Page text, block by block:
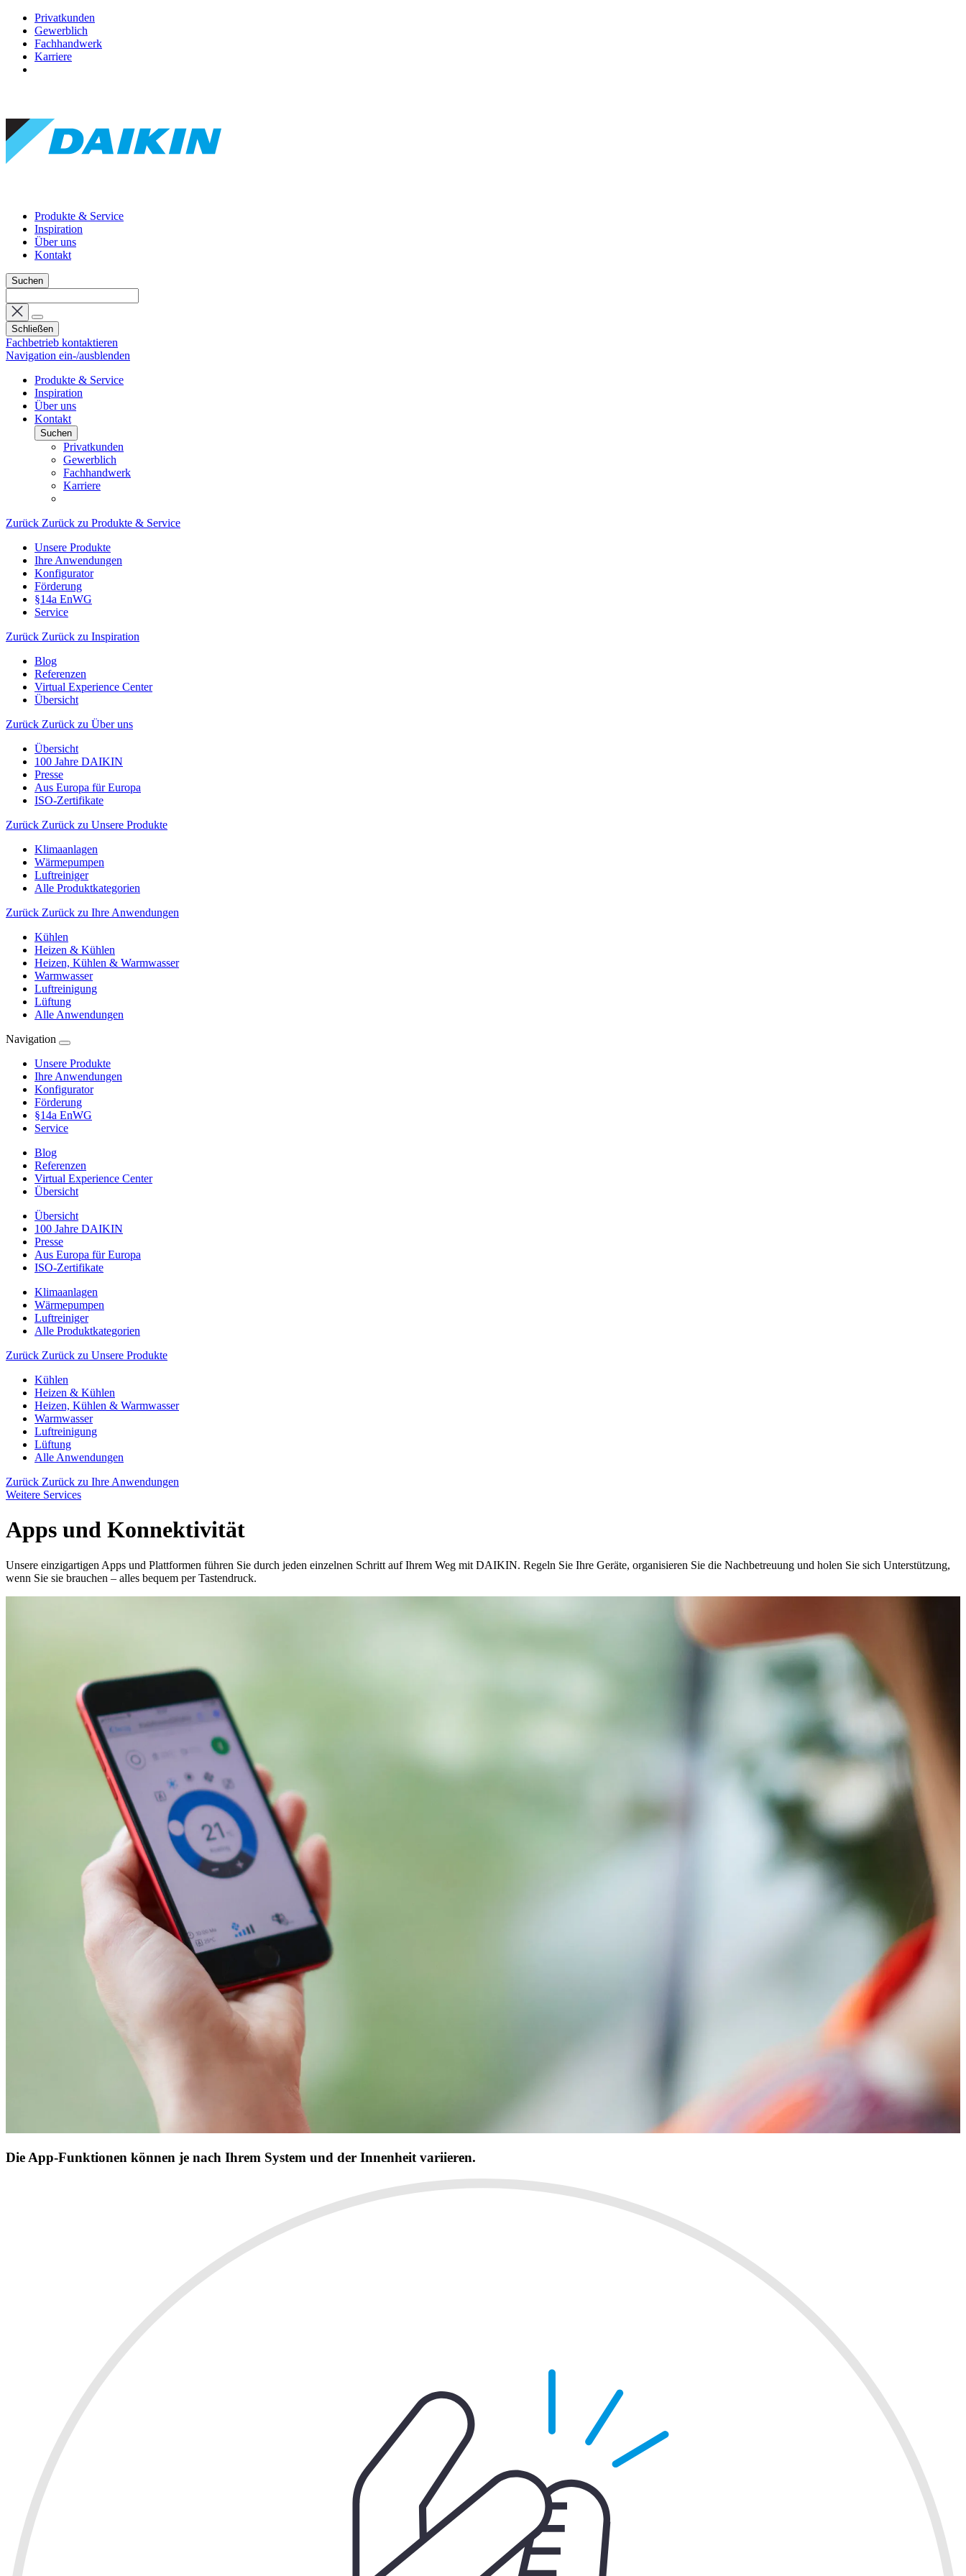
Privatkunden
Gewerblich
Fachhandwerk
Karriere
Produkte & Service
Inspiration
Über uns
Kontakt
Suchen
Schließen
Fachbetrieb kontaktieren
Navigation ein-/ausblenden
Produkte & Service
Inspiration
Über uns
Kontakt
Suchen
Privatkunden
Gewerblich
Fachhandwerk
Karriere
Zurück Zurück zu Produkte & Service
Unsere Produkte
Ihre Anwendungen
Konfigurator
Förderung
§14a EnWG
Service
Zurück Zurück zu Inspiration
Blog
Referenzen
Virtual Experience Center
Übersicht
Zurück Zurück zu Über uns
Übersicht
100 Jahre DAIKIN
Presse
Aus Europa für Europa
ISO-Zertifikate
Zurück Zurück zu Unsere Produkte
Klimaanlagen
Wärmepumpen
Luftreiniger
Alle Produktkategorien
Zurück Zurück zu Ihre Anwendungen
Kühlen
Heizen & Kühlen
Heizen, Kühlen & Warmwasser
Warmwasser
Luftreinigung
Lüftung
Alle Anwendungen
Navigation
Unsere Produkte
Ihre Anwendungen
Konfigurator
Förderung
§14a EnWG
Service
Blog
Referenzen
Virtual Experience Center
Übersicht
Übersicht
100 Jahre DAIKIN
Presse
Aus Europa für Europa
ISO-Zertifikate
Klimaanlagen
Wärmepumpen
Luftreiniger
Alle Produktkategorien
Zurück Zurück zu Unsere Produkte
Kühlen
Heizen & Kühlen
Heizen, Kühlen & Warmwasser
Warmwasser
Luftreinigung
Lüftung
Alle Anwendungen
Zurück Zurück zu Ihre Anwendungen
Weitere Services
Apps und Konnektivität
Unsere einzigartigen Apps und Plattformen führen Sie durch jeden einzelnen Schritt auf Ihrem Weg mit DAIKIN. Regeln Sie Ihre Geräte, organisieren Sie die Nachbetreuung und holen Sie sich Unterstützung,
wenn Sie sie brauchen – alles bequem per Tastendruck.
Die App-Funktionen können je nach Ihrem System und der Innenheit variieren.